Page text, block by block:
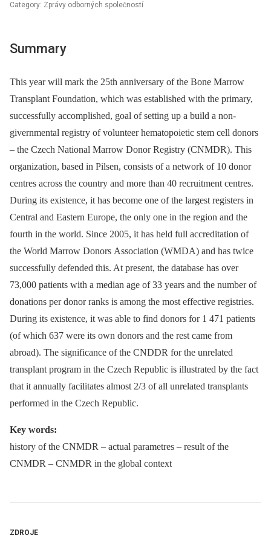
Category: Zprávy odborných společností
Summary
This year will mark the 25th anniversary of the Bone Marrow
Transplant Foundation, which was established with the primary,
successfully accomplished, goal of setting up a build a non-
givernmental registry of volunteer hematopoietic stem cell donors
–⁠ the Czech National Marrow Donor Registry (CNMDR). This
organization, based in Pilsen, consists of a network of 10 donor
centres across the country and more than 40 recruitment centres.
During its existence, it has become one of the largest registers in
Central and Eastern Europe, the only one in the region and the
fourth in the world. Since 2005, it has held full accreditation of
the World Marrow Donors Association (WMDA) and has twice
successfully defended this. At present, the database has over
73,000 patients with a median age of 33 years and the number of
donations per donor ranks is among the most effective registries.
During its existence, it was able to find donors for 1 471 patients
(of which 637 were its own donors and the rest came from
abroad). The significance of the CNDDR for the unrelated
transplant program in the Czech Republic is illustrated by the fact
that it annually facilitates almost 2/3 of all unrelated transplants
performed in the Czech Republic.
Key words:
history of the CNMDR –⁠ actual parametres –⁠ result of the
CNMDR –⁠ CNMDR in the global context
ZDROJE